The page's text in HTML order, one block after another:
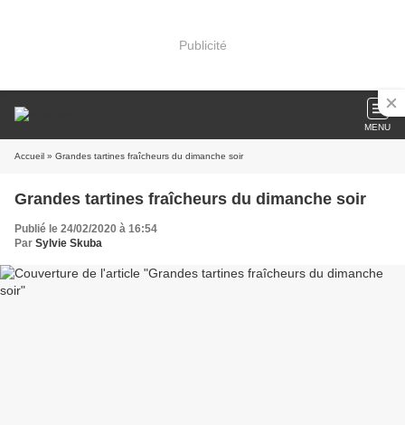
Publicité
MENU
Accueil » Grandes tartines fraîcheurs du dimanche soir
Grandes tartines fraîcheurs du dimanche soir
Publié le 24/02/2020 à 16:54
Par Sylvie Skuba